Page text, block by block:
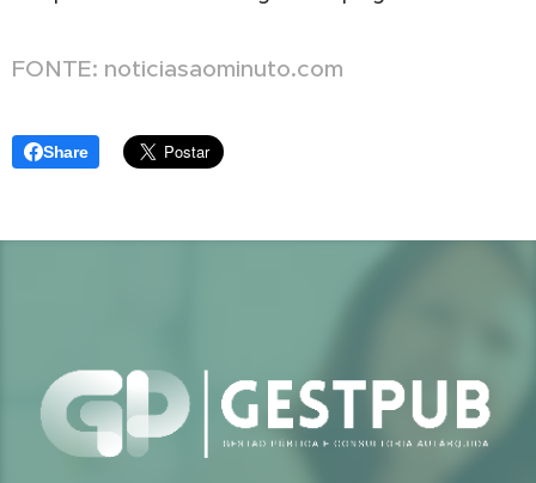
FONTE: noticiasaominuto.com
Share